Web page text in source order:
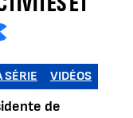
de
SÉRIE VIDÉOS